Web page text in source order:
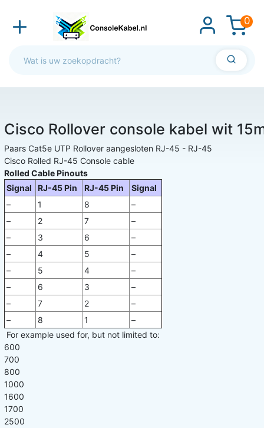
0
Cisco Rollover console kabel wit
Paars Cat5e UTP Rollover aangesloten RJ-45 - RJ-45
Cisco Rolled RJ-45 Console cable
Rolled Cable Pinouts
Signal
RJ-45 Pin RJ-45 Pin
Signal
–
1 8
–
–
2 7
–
–
3 6
–
–
4 5
–
–
5 4
–
–
6 3
–
–
7 2
–
–
8 1
–
For example used for, but not limited to:
600
700
800
1000
1600
1700
2500